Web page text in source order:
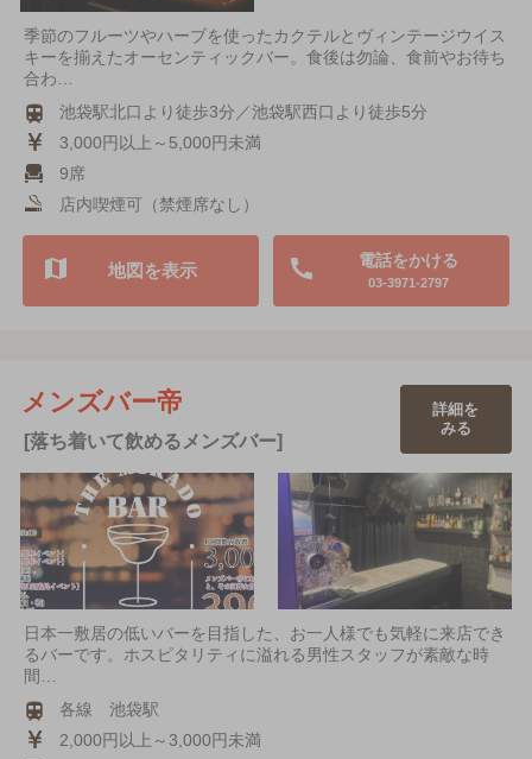
季節のフルーツやハーブを使ったカクテルとヴィンテージウイス
キーを揃えたオーセンティックバー。食後は勿論、食前やお待ち
合わ…
池袋駅北口より徒歩3分／池袋駅西口より徒歩5分
3,000円以上～5,000円未満
9席
店内喫煙可（禁煙席なし）
電話をかける
03-3971-2797
地図を表示
メンズバー帝
[落ち着いて飲めるメンズバー]
詳細を
みる
日本一敷居の低いバーを目指した、お一人様でも気軽に来店でき
るバーです。ホスピタリティに溢れる男性スタッフが素敵な時
間…
各線 池袋駅
2,000円以上～3,000円未満